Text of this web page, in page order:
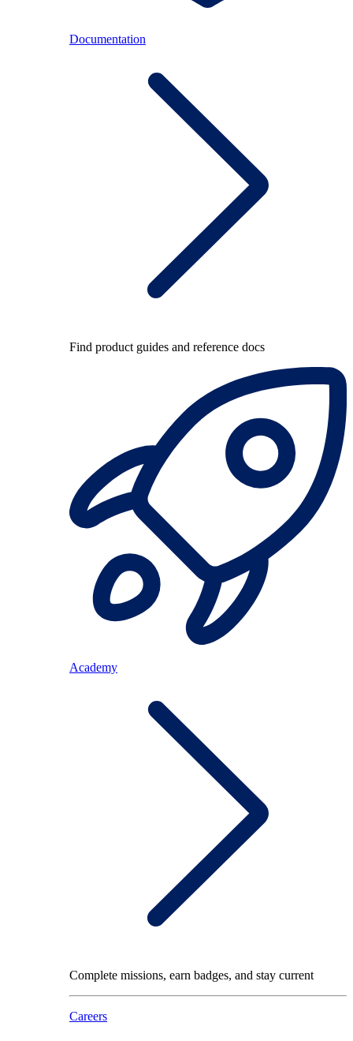
Documentation
Find product guides and reference docs
Academy
Complete missions, earn badges, and stay current
Careers